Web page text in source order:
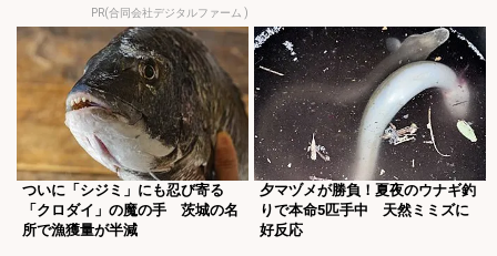
PR(合同会社デジタルファーム )
ついに「シジミ」にも忍び寄る
「クロダイ」の魔の手 茨城の名
所で漁獲量が半減
夕マヅメが勝負！夏夜のウナギ釣
りで本命5匹手中 天然ミミズに
好反応